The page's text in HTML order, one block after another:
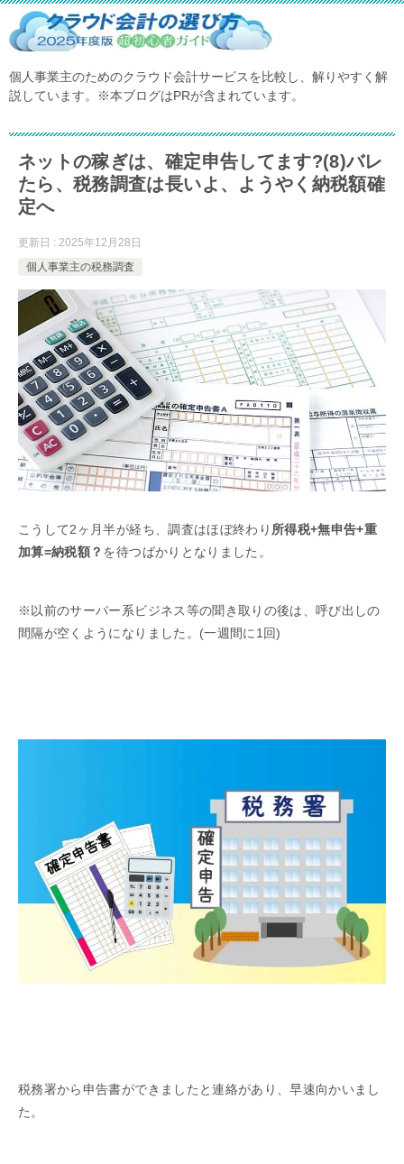
個人事業主のためのクラウド会計サービスを比較し、解りやすく解
説しています。※本ブログはPRが含まれています。
ネットの稼ぎは、確定申告してます?(8)バレ
たら、税務調査は長いよ、ようやく納税額確
定へ
更新日 : 2025年12月28日
個人事業主の税務調査
こうして2ヶ月半が経ち、調査はほぼ終わり 所得税+無申告+重
加算=納税額？ を待つばかりとなりました。
※以前のサーバー系ビジネス等の聞き取りの後は、呼び出しの
間隔が空くようになりました。(一週間に1回)
税務署から申告書ができましたと連絡があり、早速向かいまし
た。